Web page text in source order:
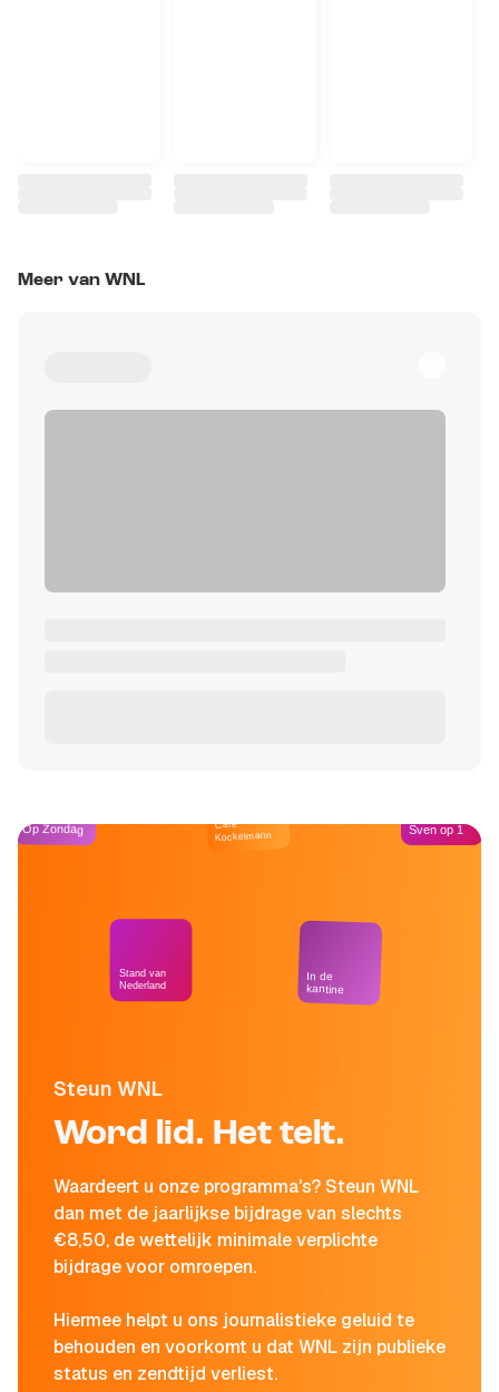
Meer van WNL
Steun WNL
Word lid. Het telt.
Waardeert u onze programma's? Steun WNL
dan met de jaarlijkse bijdrage van slechts
€8,50, de wettelijk minimale verplichte
bijdrage voor omroepen.
Hiermee helpt u ons journalistieke geluid te
behouden en voorkomt u dat WNL zijn publieke
status en zendtijd verliest.
Op Zondag
Stand van
Nederland
Café
Kockelmann
In de
kantine
Sven op 1